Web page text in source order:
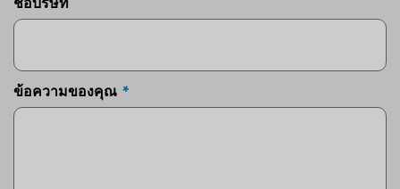
ข้อความของคุณ